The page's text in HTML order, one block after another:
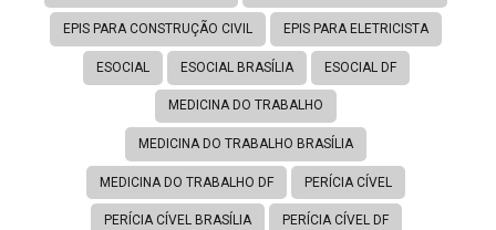
EPIS PARA CONSTRUÇÃO CIVIL EPIS PARA ELETRICISTA
ESOCIAL ESOCIAL BRASÍLIA ESOCIAL DF
MEDICINA DO TRABALHO
MEDICINA DO TRABALHO BRASÍLIA
MEDICINA DO TRABALHO DF PERÍCIA CÍVEL
PERÍCIA CÍVEL BRASÍLIA PERÍCIA CÍVEL DF